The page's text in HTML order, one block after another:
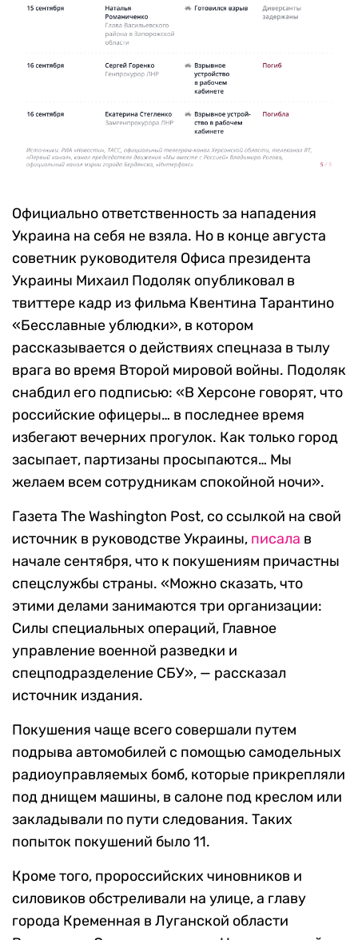
Официально ответственность за нападения
Украина на себя не взяла. Но в конце августа
советник руководителя Офиса президента
Украины Михаил Подоляк опубликовал в
твиттере кадр из фильма Квентина Тарантино
«Бесславные ублюдки», в котором
рассказывается о действиях спецназа в тылу
врага во время Второй мировой войны. Подоляк
снабдил его подписью: «В Херсоне говорят, что
российские офицеры… в последнее время
избегают вечерних прогулок. Как только город
засыпает, партизаны просыпаются… Мы
желаем всем сотрудникам спокойной ночи».
Газета The Washington Post, со ссылкой на свой
источник в руководстве Украины, писала в
начале сентября, что к покушениям причастны
спецслужбы страны. «Можно сказать, что
этими делами занимаются три организации:
Силы специальных операций, Главное
управление военной разведки и
спецподразделение СБУ», — рассказал
источник издания.
Покушения чаще всего совершали путем
подрыва автомобилей с помощью самодельных
радиоуправляемых бомб, которые прикрепляли
под днищем машины, в салоне под креслом или
закладывали по пути следования. Таких
попыток покушений было 11.
Кроме того, пророссийских чиновников и
силовиков обстреливали на улице, а главу
города Кременная в Луганской области